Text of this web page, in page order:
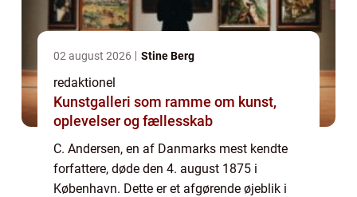
02 august 2026 Stine Berg
redaktionel
Kunstgalleri som ramme om kunst,
oplevelser og fællesskab
C. Andersen, en af Danmarks mest kendte
forfattere, døde den 4. august 1875 i
København. Dette er et afgørende øjeblik i